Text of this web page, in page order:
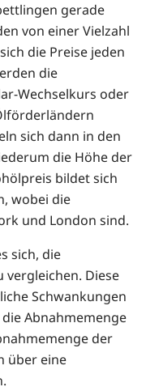
gerade
von einer Vielzahl
die Preise jeden
die
Wechselkurs oder
sich dann in den
die Höhe der
bildet sich
wobei die
und London sind.
sich, die
Diese
Schwankungen
Abnahmemenge
der
über eine